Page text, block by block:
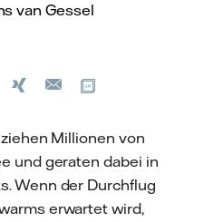
van Gessel
Xing
E-
Millionen von
und geraten dabei in
Wenn der Durchflug
erwartet wird,